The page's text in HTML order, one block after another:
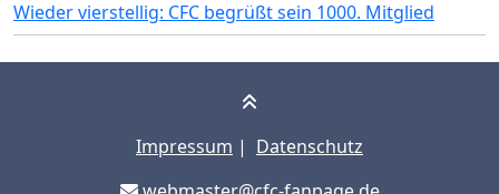
Wieder vierstellig: CFC begrüßt sein 1000. Mitglied
Impressum | Datenschutz